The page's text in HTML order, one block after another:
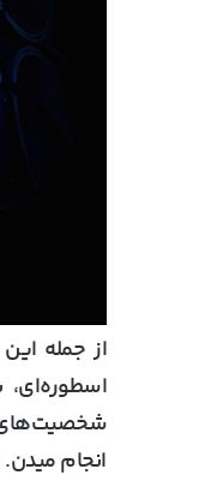
اسطوره‌ای،
شخصیت‌های
انجام